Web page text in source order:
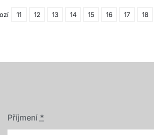
11 12 13 14 15 16 17 18
Příjmení *